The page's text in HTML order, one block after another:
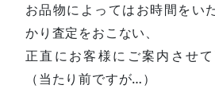
お品物によってはお時間をい
かり査定をおこない、
正直にお客様にご案内させ
（当たり前ですが…）